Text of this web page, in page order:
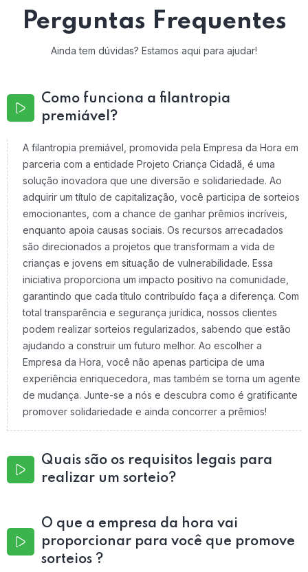
Perguntas Frequentes
Ainda tem dúvidas? Estamos aqui para ajudar!
Como funciona a filantropia
premiável?
A filantropia premiável, promovida pela Empresa da Hora em
parceria com a entidade Projeto Criança Cidadã, é uma
solução inovadora que une diversão e solidariedade. Ao
adquirir um título de capitalização, você participa de sorteios
emocionantes, com a chance de ganhar prêmios incríveis,
enquanto apoia causas sociais. Os recursos arrecadados
são direcionados a projetos que transformam a vida de
crianças e jovens em situação de vulnerabilidade. Essa
iniciativa proporciona um impacto positivo na comunidade,
garantindo que cada título contribuído faça a diferença. Com
total transparência e segurança jurídica, nossos clientes
podem realizar sorteios regularizados, sabendo que estão
ajudando a construir um futuro melhor. Ao escolher a
Empresa da Hora, você não apenas participa de uma
experiência enriquecedora, mas também se torna um agente
de mudança. Junte-se a nós e descubra como é gratificante
promover solidariedade e ainda concorrer a prêmios!
Quais são os requisitos legais para
realizar um sorteio?
O que a empresa da hora vai
proporcionar para você que promove
sorteios ?